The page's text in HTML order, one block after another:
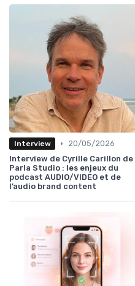
Interview •
20/05/2026
Interview de Cyrille Carillon de
Parla Studio : les enjeux du
podcast AUDIO/VIDEO et de
l’audio brand content